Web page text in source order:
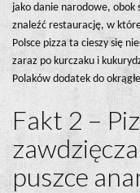
jako danie narodowe, obok
znaleźć restaurację, w
Polsce pizza ta cieszy się
zaraz po kurczaku i
Polaków dodatek do
Fakt 2 –
puszce